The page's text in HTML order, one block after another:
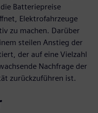
Batteriepreise
Elektrofahrzeuge
zu machen. Darüber
steilen Anstieg der
der auf eine Vielzahl
Nachfrage der
zurückzuführen ist.